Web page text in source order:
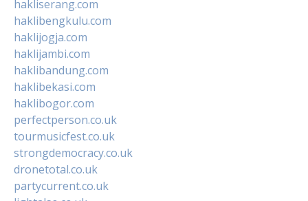
hakliserang.com
haklibengkulu.com
haklijogja.com
haklijambi.com
haklibandung.com
haklibekasi.com
haklibogor.com
perfectperson.co.uk
tourmusicfest.co.uk
strongdemocracy.co.uk
dronetotal.co.uk
partycurrent.co.uk